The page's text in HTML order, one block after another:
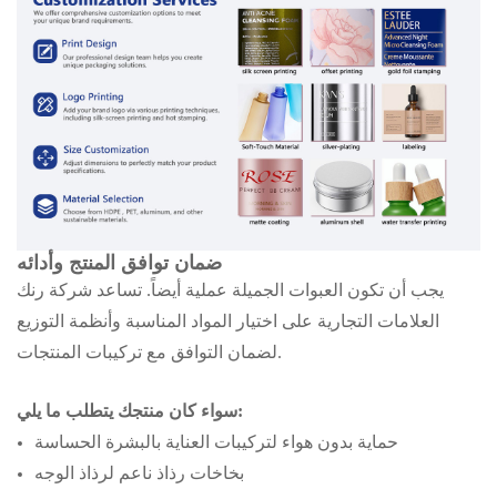
ضمان توافق المنتج وأدائه
يجب أن تكون العبوات الجميلة عملية أيضاً. تساعد شركة رنك
العلامات التجارية على اختيار المواد المناسبة وأنظمة التوزيع
لضمان التوافق مع تركيبات المنتجات.
سواء كان منتجك يتطلب ما يلي:
حماية بدون هواء لتركيبات العناية بالبشرة الحساسة
بخاخات رذاذ ناعم لرذاذ الوجه